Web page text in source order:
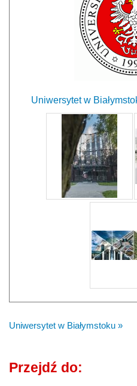
Uniwersytet w
Uniwersytet w Białymstoku »
Przejdź do: